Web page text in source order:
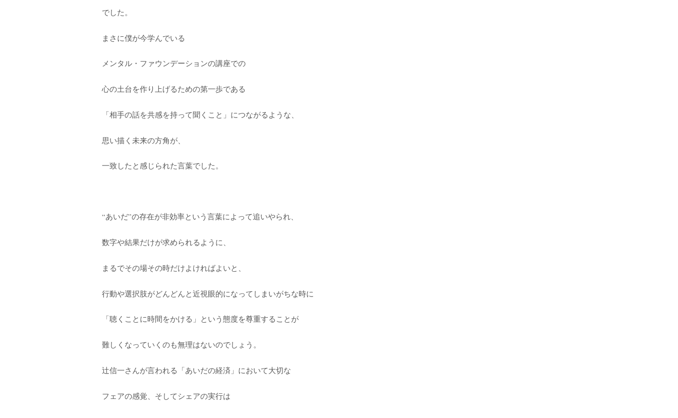
でした。
まさに僕が今学んでいる
メンタル・ファウンデーションの講座での
心の土台を作り上げるための第一歩である
「相手の話を共感を持って聞くこと」につながるような、
思い描く未来の方角が、
一致したと感じられた言葉でした。
“あいだ”の存在が非効率という言葉によって追いやられ、
数字や結果だけが求められるように、
まるでその場その時だけよければよいと、
行動や選択肢がどんどんと近視眼的になってしまいがちな時に
「聴くことに時間をかける」という態度を尊重することが
難しくなっていくのも無理はないのでしょう。
辻信一さんが言われる「あいだの経済」において大切な
フェアの感覚、そしてシェアの実行は